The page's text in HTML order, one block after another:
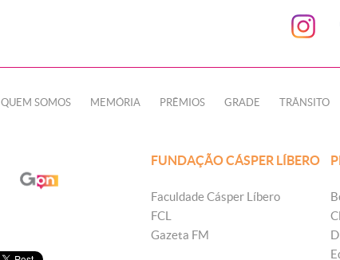
QUEM SOMOS MEMÓRIA PRÊMIOS GRADE TRÂNSITO
FUNDAÇÃO CÁSPER LÍBERO
Faculdade Cásper Líbero
FCL
Gazeta FM